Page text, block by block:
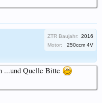
ZTR Baujahr: 2016
Motor:
250ccm 4V
...und Quelle Bitte